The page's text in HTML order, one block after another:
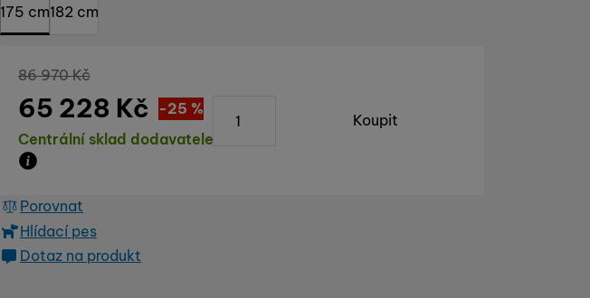
175 cm182 cm
Dostupnost
Centrální sklad dodavatele
Původní cena
86 970Kč
Sleva
21 742
(
-25 %
65 228 Kč Koupit
Porovnat
Hlídací pes
Dotaz na produkt